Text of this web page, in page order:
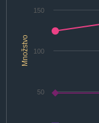
Množstvo
50
100
150